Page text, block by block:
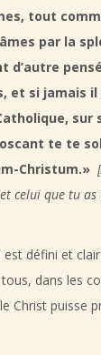
tout
par la
d’autre
et si jamais il
sur
te te
Christum.»
celui que tu as
est défini et
dans les
Christ puisse